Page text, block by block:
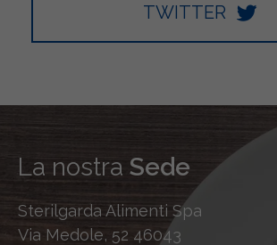
TWITTER
La nostra Sede
Sterilgarda Alimenti Spa
Via Medole, 52 46043